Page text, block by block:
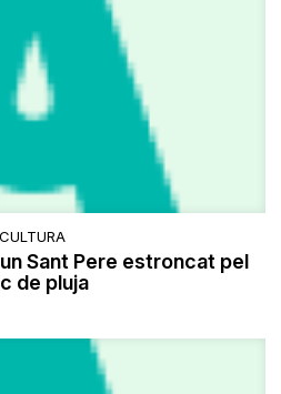
CULTURA
Sant Pere estroncat pel
de pluja